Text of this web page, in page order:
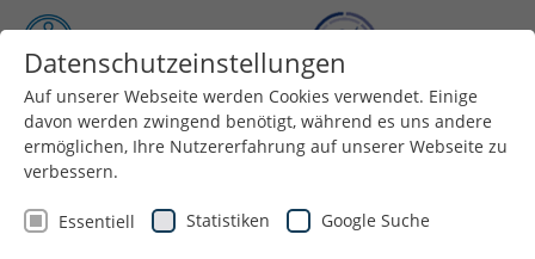
Menü
Datenschutzeinstellungen
Auf unserer Webseite werden Cookies verwendet. Einige
davon werden zwingend benötigt, während es uns andere
ermöglichen, Ihre Nutzererfahrung auf unserer Webseite zu
verbessern.
Essentiell Statistiken Google Suche